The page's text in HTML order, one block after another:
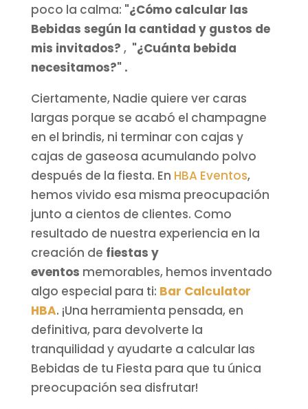
poco la calma: "¿Cómo calcular las
Bebidas según la cantidad y gustos de
mis invitados? , "¿Cuánta bebida
necesitamos?" .
Ciertamente, Nadie quiere ver caras
largas porque se acabó el champagne
en el brindis, ni terminar con cajas y
cajas de gaseosa acumulando polvo
después de la fiesta. En HBA Eventos,
hemos vivido esa misma preocupación
junto a cientos de clientes. Como
resultado de nuestra experiencia en la
creación de fiestas y
eventos memorables, hemos inventado
algo especial para ti: Bar Calculator
HBA. ¡Una herramienta pensada, en
definitiva, para devolverte la
tranquilidad y ayudarte a calcular las
Bebidas de tu Fiesta para que tu única
preocupación sea disfrutar!